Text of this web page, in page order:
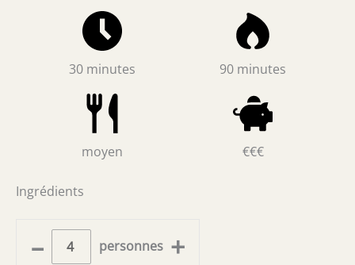
30 minutes 90 minutes
moyen €€€
Ingrédients
– personnes +